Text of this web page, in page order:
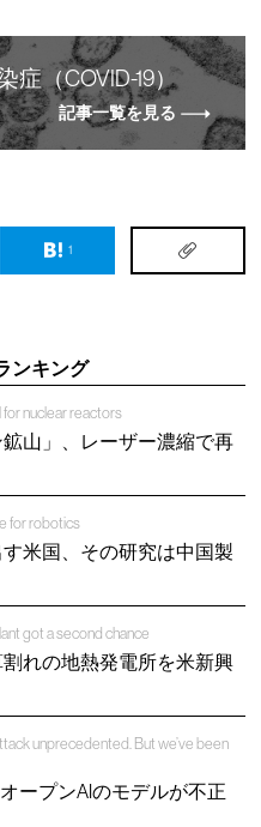
症（COVID-19）
記事一覧を見る
1
ンキング
nuclear reactors
山」、レーザー濃縮で再
for robotics
米国、その研究は中国製
got a second chance
れの地熱発電所を米新興
unprecedented. But we’ve been
ープンAIのモデルが不正